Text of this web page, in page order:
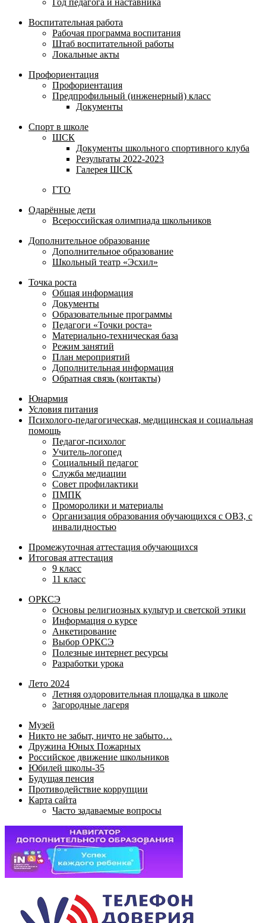
Год педагога и наставника
Воспитательная работа
Рабочая программа воспитания
Штаб воспитательной работы
Локальные акты
Профориентация
Профориентация
Предпрофильный (инженерный) класс
Документы
Спорт в школе
ШСК
Документы школьного спортивного клуба
Результаты 2022-2023
Галерея ШСК
ГТО
Одарённые дети
Всероссийская олимпиада школьников
Дополнительное образование
Дополнительное образование
Школьный театр «Эсхил»
Точка роста
Общая информация
Документы
Образовательные программы
Педагоги «Точки роста»
Материально-техническая база
Режим занятий
План мероприятий
Дополнительная информация
Обратная связь (контакты)
Юнармия
Условия питания
Психолого-педагогическая, медицинская и социальная
помощь
Педагог-психолог
Учитель-логопед
Социальный педагог
Служба медиации
Совет профилактики
ПМПК
Проморолики и материалы
Организация образования обучающихся с ОВЗ, с
инвалидностью
Промежуточная аттестация обучающихся
Итоговая аттестация
9 класс
11 класс
ОРКСЭ
Основы религиозных культур и светской этики
Информация о курсе
Анкетирование
Выбор ОРКСЭ
Полезные интернет ресурсы
Разработки урока
Лето 2024
Летняя оздоровительная площадка в школе
Загородные лагеря
Музей
Никто не забыт, ничто не забыто…
Дружина Юных Пожарных
Российское движение школьников
Юбилей школы-35
Будущая пенсия
Противодействие коррупции
Карта сайта
Часто задаваемые вопросы